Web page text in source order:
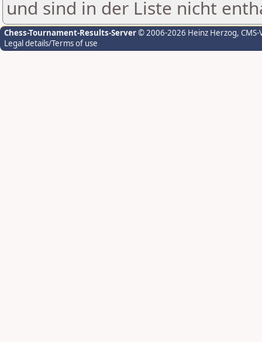
und sind in der Liste nicht
Chess-Tournament-Results-Server© 2006-2026 Heinz Herzog,
Legal details/Terms of use